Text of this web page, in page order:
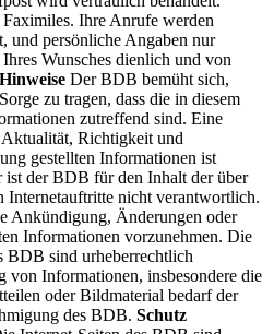
Ihre Anrufe werden
und persönliche Angaben nur
Wunsches dienlich und von
Der BDB bemüht sich,
zu tragen, dass die in diesem
zutreffend sind. Eine
Richtigkeit und
gestellten Informationen ist
ist der BDB für den Inhalt der über
Internetauftritte nicht verantwortlich.
Ankündigung, Änderungen oder
Informationen vorzunehmen. Die
BDB sind urheberrechtlich
von Informationen, insbesondere die
oder Bildmaterial bedarf der
des BDB. Schutz